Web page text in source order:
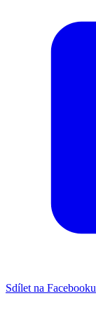
Sdílet na Facebooku